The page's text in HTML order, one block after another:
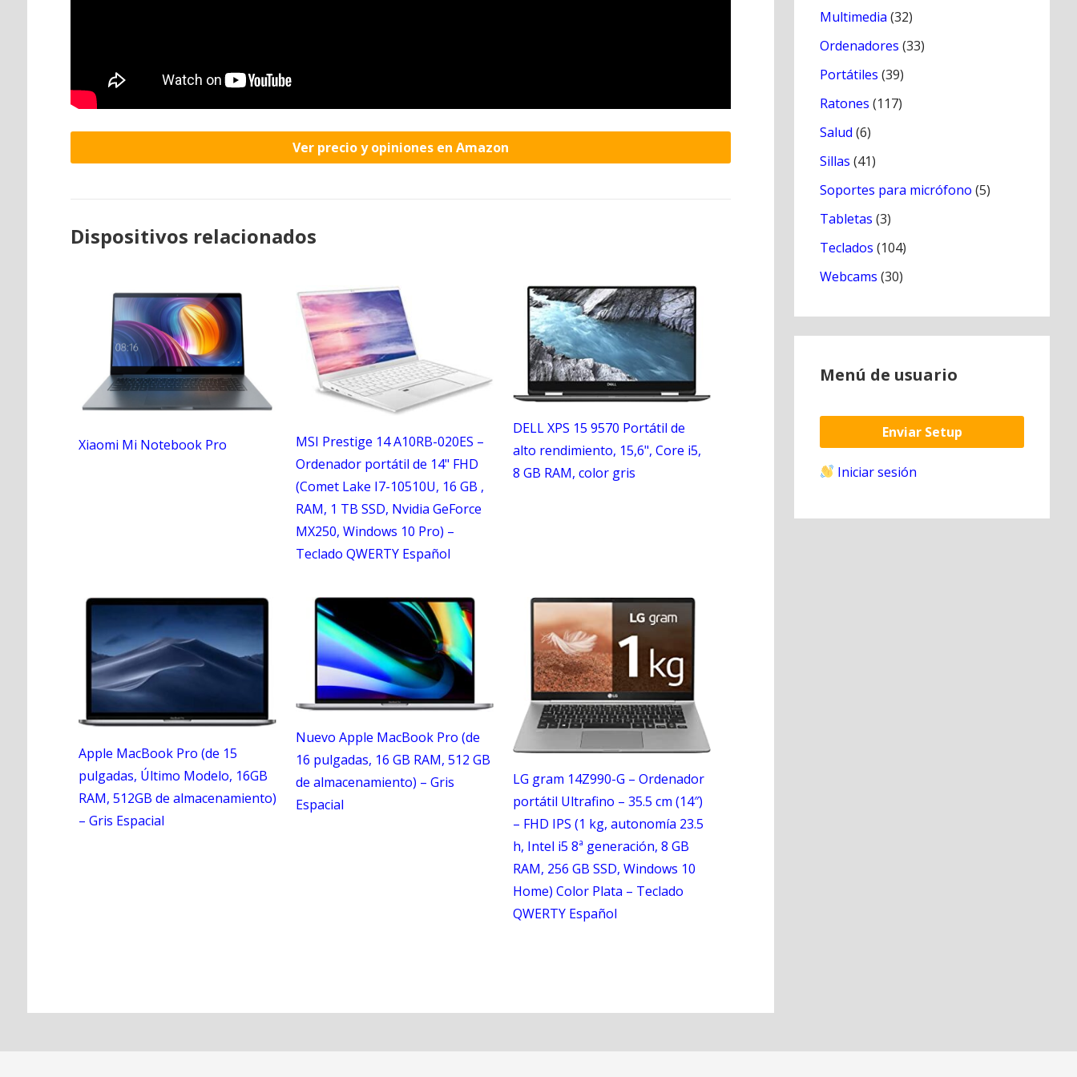
Ver precio y opiniones en Amazon
Dispositivos relacionados
Xiaomi Mi Notebook Pro
MSI Prestige 14 A10RB-020ES –
Ordenador portátil de 14" FHD
(Comet Lake I7-10510U, 16 GB ,
RAM, 1 TB SSD, Nvidia GeForce
MX250, Windows 10 Pro) –
Teclado QWERTY Español
DELL XPS 15 9570 Portátil de
alto rendimiento, 15,6", Core i5,
8 GB RAM, color gris
Apple MacBook Pro (de 15
pulgadas, Último Modelo, 16GB
RAM, 512GB de almacenamiento)
– Gris Espacial
Nuevo Apple MacBook Pro (de
16 pulgadas, 16 GB RAM, 512 GB
de almacenamiento) – Gris
Espacial
LG gram 14Z990-G – Ordenador
portátil Ultrafino – 35.5 cm (14″)
– FHD IPS (1 kg, autonomía 23.5
h, Intel i5 8ª generación, 8 GB
RAM, 256 GB SSD, Windows 10
Home) Color Plata – Teclado
QWERTY Español
Multimedia (32)
Ordenadores (33)
Portátiles (39)
Ratones (117)
Salud (6)
Sillas (41)
Soportes para micrófono (5)
Tabletas (3)
Teclados (104)
Webcams (30)
Menú de usuario
Enviar Setup
Iniciar sesión